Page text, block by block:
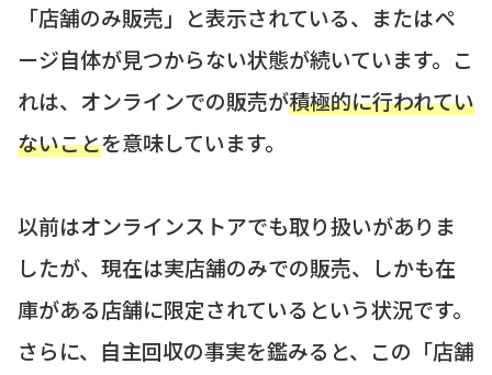
「店舗のみ販売」と表示されている、またはペ
ージ自体が見つからない状態が続いています。こ
れは、オンラインでの販売が積極的に行われてい
ないことを意味しています。
以前はオンラインストアでも取り扱いがありま
したが、現在は実店舗のみでの販売、しかも在
庫がある店舗に限定されているという状況です。
さらに、自主回収の事実を鑑みると、この「店舗